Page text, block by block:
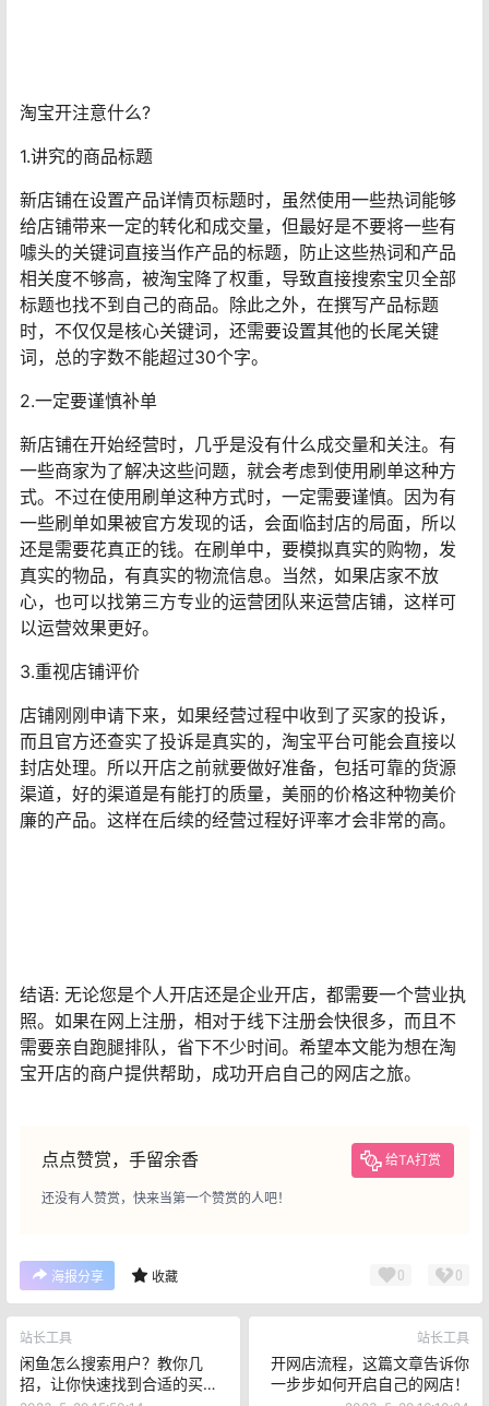
淘宝开注意什么?
1.讲究的商品标题
新店铺在设置产品详情页标题时，虽然使用一些热词能够
给店铺带来一定的转化和成交量，但最好是不要将一些有
噱头的关键词直接当作产品的标题，防止这些热词和产品
相关度不够高，被淘宝降了权重，导致直接搜索宝贝全部
标题也找不到自己的商品。除此之外，在撰写产品标题
时，不仅仅是核心关键词，还需要设置其他的长尾关键
词，总的字数不能超过30个字。
2.一定要谨慎补单
新店铺在开始经营时，几乎是没有什么成交量和关注。有
一些商家为了解决这些问题，就会考虑到使用刷单这种方
式。不过在使用刷单这种方式时，一定需要谨慎。因为有
一些刷单如果被官方发现的话，会面临封店的局面，所以
还是需要花真正的钱。在刷单中，要模拟真实的购物，发
真实的物品，有真实的物流信息。当然，如果店家不放
心，也可以找第三方专业的运营团队来运营店铺，这样可
以运营效果更好。
3.重视店铺评价
店铺刚刚申请下来，如果经营过程中收到了买家的投诉，
而且官方还查实了投诉是真实的，淘宝平台可能会直接以
封店处理。所以开店之前就要做好准备，包括可靠的货源
渠道，好的渠道是有能打的质量，美丽的价格这种物美价
廉的产品。这样在后续的经营过程好评率才会非常的高。
结语: 无论您是个人开店还是企业开店，都需要一个营业执
照。如果在网上注册，相对于线下注册会快很多，而且不
需要亲自跑腿排队，省下不少时间。希望本文能为想在淘
宝开店的商户提供帮助，成功开启自己的网店之旅。
点点赞赏，手留余香 给TA打赏
还没有人赞赏，快来当第一个赞赏的人吧！
海报分享 收藏 0 0
站长工具
闲鱼怎么搜索用户？教你几
招，让你快速找到合适的买
站长工具
开网店流程，这篇文章告诉你
一步步如何开启自己的网店！